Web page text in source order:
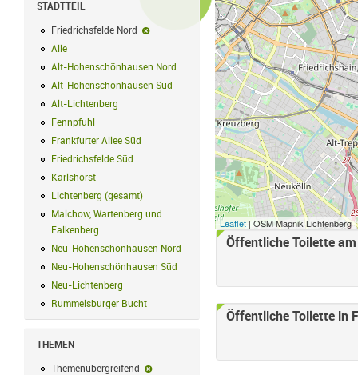
STADTTEIL
Friedrichsfelde Nord
Friedrichsfelde Nord-Filter entfernen
Alle
Alt-Hohenschönhausen Nord
Alt-Hohenschönhausen Nord Filter
Alt-Hohenschönhausen Süd
Alt-Hohenschönhausen Süd Filter
Alt-Lichtenberg Alt-Lichtenberg Filter anwenden
Fennpfuhl
Frankfurter Allee Süd
Frankfurter Allee Süd Filter anwenden
Friedrichsfelde Süd
Friedrichsfelde Süd Filter anwenden
Karlshorst
Lichtenberg (gesamt) Lichtenberg (gesamt) Filter anwenden
Malchow, Wartenberg und
Falkenberg Malchow, Wartenberg und Falkenberg Filter anwenden
Neu-Hohenschönhausen Nord
Neu-Hohenschönhausen Nord Filter
Neu-Hohenschönhausen Süd
Neu-Lichtenberg Neu-Lichtenberg Filter anwenden
Rummelsburger Bucht Rummelsburger Bucht Filter anwenden
THEMEN
Themenübergreifend
Leaflet | OSM Mapnik Lichtenberg
Öffentliche Toilette
Öffentliche Toilette in